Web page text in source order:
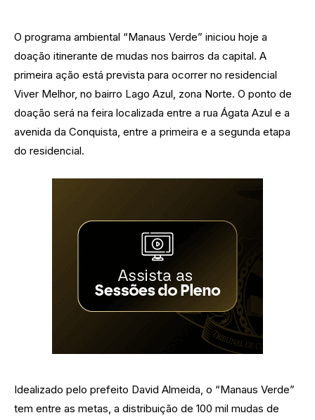
O programa ambiental “Manaus Verde” iniciou hoje a
doação itinerante de mudas nos bairros da capital. A
primeira ação está prevista para ocorrer no residencial
Viver Melhor, no bairro Lago Azul, zona Norte. O ponto de
doação será na feira localizada entre a rua Ágata Azul e a
avenida da Conquista, entre a primeira e a segunda etapa
do residencial.
Idealizado pelo prefeito David Almeida, o “Manaus Verde”
tem entre as metas, a distribuição de 100 mil mudas de